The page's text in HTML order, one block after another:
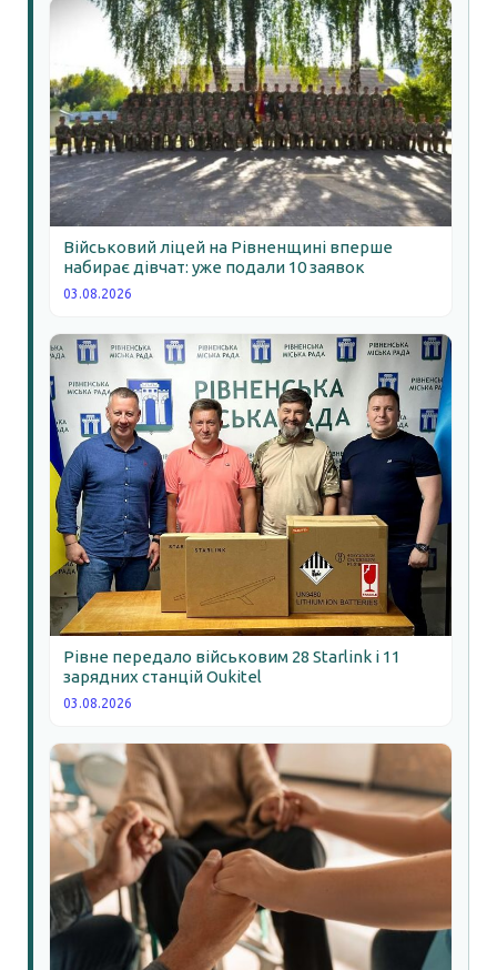
Військовий ліцей на Рівненщині вперше
набирає дівчат: уже подали 10 заявок
03.08.2026
Рівне передало військовим 28 Starlink і 11
зарядних станцій Oukitel
03.08.2026